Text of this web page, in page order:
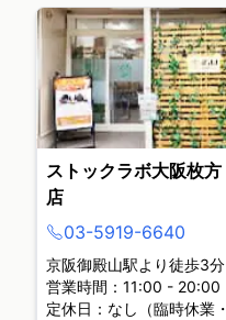
ストックラボ大阪枚方
店
03-5919-6640
京阪御殿山駅より徒歩3分
営業時間：11:00 - 20:00
定休日：なし（臨時休業・